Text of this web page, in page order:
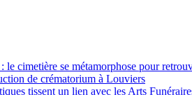
le cimetière se métamorphose pour
de crématorium à Louviers
tissent un lien avec les Arts